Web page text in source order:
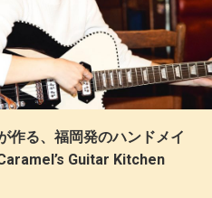
作る、福岡発のハンドメイ
Guitar Kitchen